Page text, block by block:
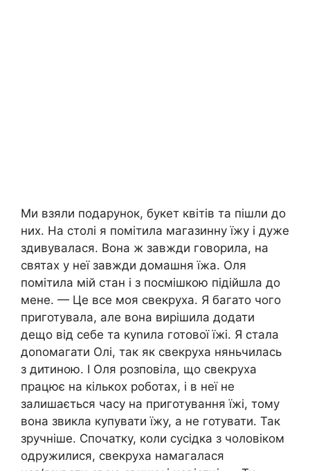
Ми взяли подарунок, букет квітів та пішли до
них. На столі я помітила магазинну їжу і дуже
здивувалася. Вона ж завжди говорила, на
святах у неї завжди домашня їжа. Оля
помітила мій стан і з посмішкою підійшла до
мене. — Це все моя свекруха. Я багато чого
приготувала, але вона вирішила додати
дещо від себе та куnила готової їжі. Я стала
доnомагати Олі, так як свекруха няньчилась
з дитиною. І Оля розповіла, що свекруха
працює на кількох роботах, і в неї не
залишається часу на приготування їжі, тому
вона звикла купувати їжу, а не готувати. Так
зручніше. Спочатку, коли сусідка з чоловіком
одружилися, свекруха намагалася